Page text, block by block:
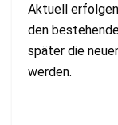
Aktuell
den
später die
werden.